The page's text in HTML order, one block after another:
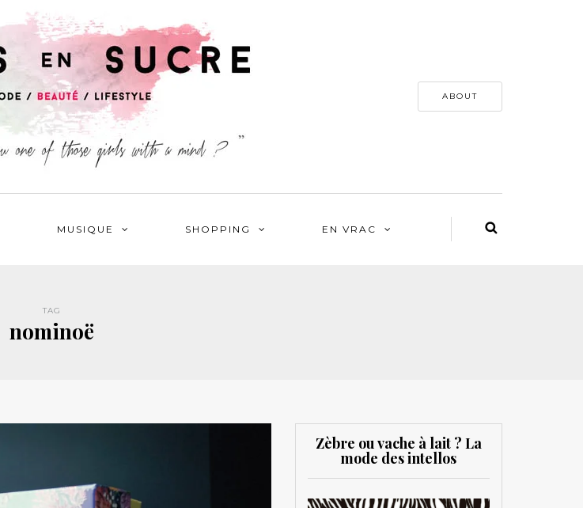
ABOUT
MUSIQUE SHOPPING EN VRAC
TAG
nominoë
Zèbre ou vache à lait ? La
mode des intellos